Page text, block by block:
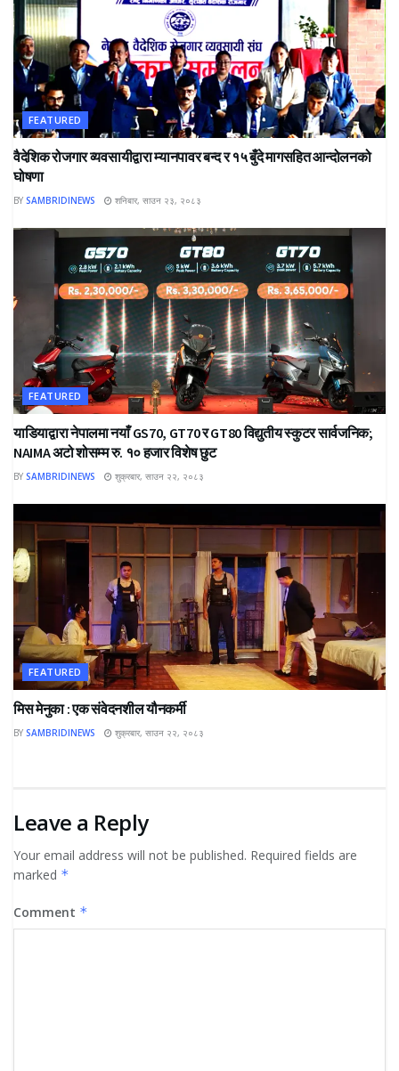
FEATURED
वैदेशिक रोजगार व्यवसायीद्वारा म्यानपावर बन्द र १५ बुँदे मागसहित आन्दोलनको
घोषणा
BY SAMBRIDINEWS शनिबार, साउन २३, २०८३
FEATURED
याडियाद्वारा नेपालमा नयाँ GS70, GT70 र GT80 विद्युतीय स्कुटर सार्वजनिक;
NAIMA अटो शोसम्म रु. १० हजार विशेष छुट
BY SAMBRIDINEWS शुक्रबार, साउन २२, २०८३
FEATURED
मिस मेनुका : एक संवेदनशील यौनकर्मी
BY SAMBRIDINEWS शुक्रबार, साउन २२, २०८३
Leave a Reply
Your email address will not be published. Required fields are
marked *
Comment *